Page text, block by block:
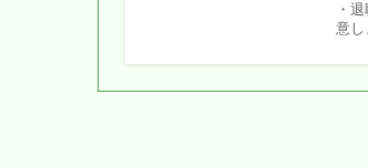
・
意し